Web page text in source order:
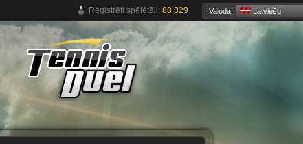
Reģistrēti spēlētāji: 88 829 Valoda: Latviešu